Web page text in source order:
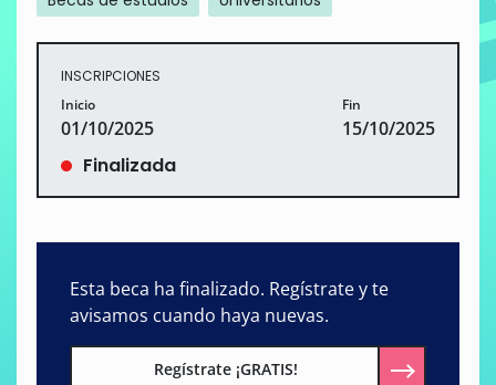
INSCRIPCIONES
Inicio
01/10/2025
Fin
15/10/2025
Finalizada
Esta beca ha finalizado. Regístrate y te
avisamos cuando haya nuevas.
Regístrate ¡GRATIS!